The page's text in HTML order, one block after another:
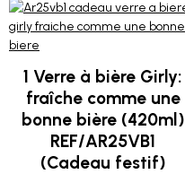
1 Verre à bière Girly:
fraîche comme une
bonne bière (420ml)
REF/AR25VB1
(Cadeau festif)